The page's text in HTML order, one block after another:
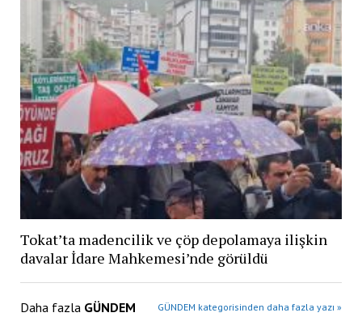
Tokat’ta madencilik ve çöp depolamaya ilişkin
davalar İdare Mahkemesi’nde görüldü
Daha fazla GÜNDEM GÜNDEM kategorisinden daha fazla yazı »